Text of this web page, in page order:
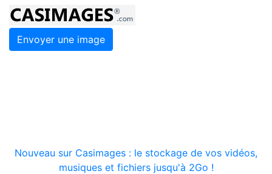
Envoyer une image
Nouveau sur Casimages : le stockage de vos vidéos,
musiques et fichiers jusqu'à 2Go !